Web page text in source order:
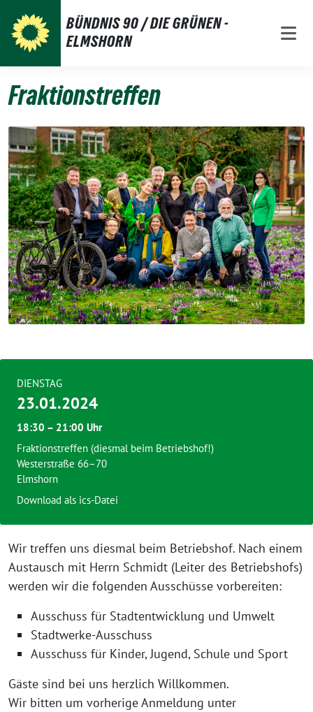
zum
Inhalt
BÜNDNIS 90 / DIE GRÜNEN -
ELMSHORN
Fraktionstreffen
Wir treffen uns diesmal beim Betriebshof. Nach einem
Austausch mit Herrn Schmidt (Leiter des Betriebshofs)
werden wir die folgenden Ausschüsse vorbereiten:
Ausschuss für Stadtentwicklung und Umwelt
Stadtwerke-Ausschuss
Ausschuss für Kinder, Jugend, Schule und Sport
Gäste sind bei uns herzlich Willkommen.
Wir bitten um vorherige Anmeldung unter
DIENSTAG
23.01.2024
18:30 – 21:00 Uhr
Fraktionstreffen (diesmal beim Betriebshof!)
Westerstraße 66–70
Elmshorn
Download als ics-Datei